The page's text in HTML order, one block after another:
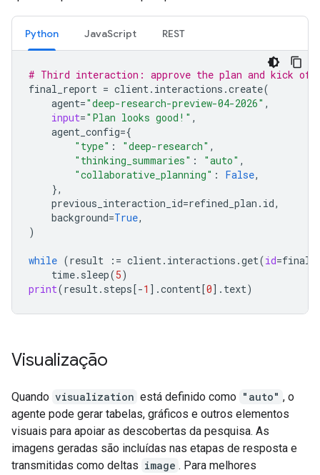
Python JavaScript REST
# Third interaction: approve the plan and kick off
final_report = client. interactions .create(
agent="deep-research-preview-04-2026" ,
input="Plan looks good!" ,
agent_config={
"type" : "deep-research" ,
"thinking_summaries" : "auto" ,
"collaborative_planning" : False,
},
previous_interaction_id=refined_plan . id,
background=True,
)
while (result := client. interactions .get(id=
time. sleep(5)
print(result. steps[-1 ] .content[0] . text)
Visualização
Quando visualization está definido como "auto" , o
agente pode gerar tabelas, gráficos e outros elementos
visuais para apoiar as descobertas da pesquisa. As
imagens geradas são incluídas nas etapas de resposta e
transmitidas como deltas image . Para melhores